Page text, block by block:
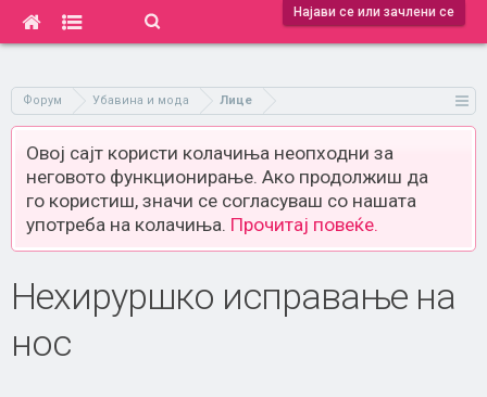
Најави се или зачлени се
Форум Убавина и мода Лице
Овој сајт користи колачиња неопходни за
неговото функционирање. Ако продолжиш да
го користиш, значи се согласуваш со нашата
употреба на колачиња. Прочитај повеќе.
Нехируршко исправање на
нос